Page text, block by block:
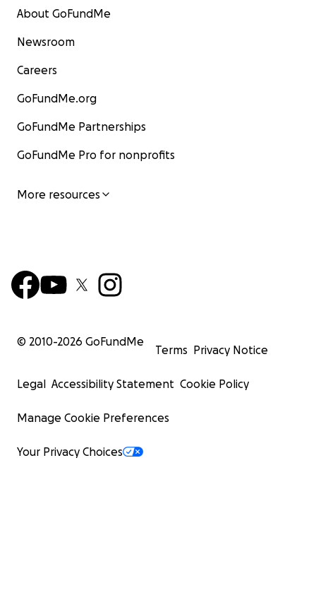
About GoFundMe
Newsroom
Careers
GoFundMe.org
GoFundMe Partnerships
GoFundMe Pro for nonprofits
More resources
© 2010-2026 GoFundMe
Terms Privacy Notice
Legal Accessibility Statement Cookie Policy
Manage Cookie Preferences
Your Privacy Choices